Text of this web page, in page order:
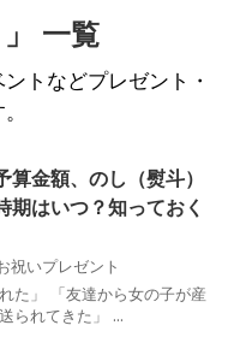
一覧
トなどプレゼント・
算金額、のし（熨斗）
期はいつ？知っておく
祝いプレゼント
た」 「友達から女の子が産
られてきた」 ...